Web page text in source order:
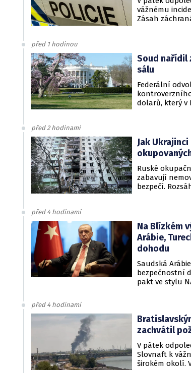
vážnému
Zásah
před 1 hodinou
Soud nařídil
sálu
Federální
dolarů, který v
před 2 hodinami
Jak
Ruské
zabavují
bezpečí.
před 4 hodinami
Na Blízkém
Arábie,
dohodu
Saudská
bezpečnostní
pakt ve stylu
před 4 hodinami
zachvátil
V pátek
Slovnaft k
širokém okolí.